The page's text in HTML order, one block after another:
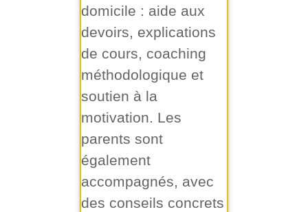
domicile : aide aux
devoirs, explications
de cours, coaching
méthodologique et
soutien à la
motivation. Les
parents sont
également
accompagnés, avec
des conseils concrets